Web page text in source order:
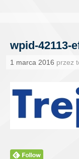
wpid-42113-
1 marca 2016 przez